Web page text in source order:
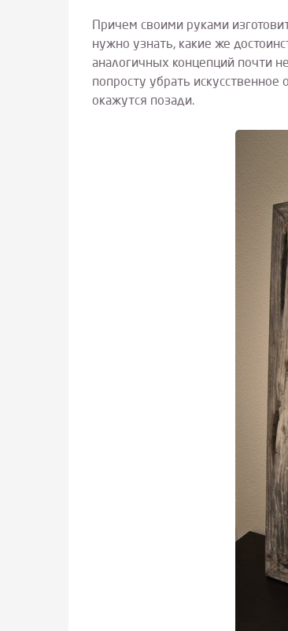
Причем своими руками
нужно узнать, какие же
аналогичных концепций почти
попросту убрать
окажутся позади.